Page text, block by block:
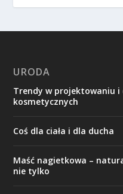
URODA
Trendy w projektowaniu i
kosmetycznych
Coś dla ciała i dla ducha
Maść nagietkowa –
nie tylko